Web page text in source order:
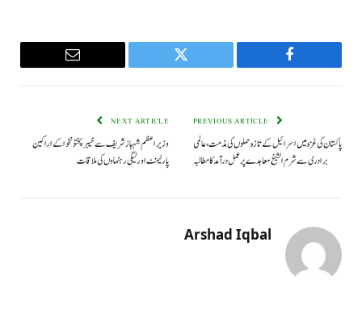
Facebook
Twitter
Email
پاکستان کی غزہ میں اسرائیل کے تازہ حملوں کی مذمت، عالمی
برادری سے شرم الشیخ معاہدے پر عمل درآمد کا مطالبہ
NEXT ARTICLE
وزیراعظم شہبازشریف سے خیبرپختونخوا کے اراکین
پارلیمنٹ اور لیگی رہنماوں کی ملاقات
Arshad Iqbal